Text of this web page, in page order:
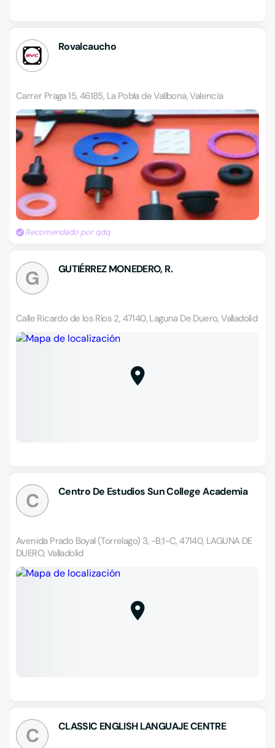
Rovalcaucho
Carrer Praga 15, 46185, La Pobla de Vallbona, Valencia
Recomendado por qdq
G GUTIÉRREZ MONEDERO, R.
Calle Ricardo de los Ríos 2, 47140, Laguna De Duero, Valladolid
C Centro De Estudios Sun College Academia
Avenida Prado Boyal (Torrelago) 3, -B;1-C, 47140, LAGUNA DE
DUERO, Valladolid
C CLASSIC ENGLISH LANGUAJE CENTRE